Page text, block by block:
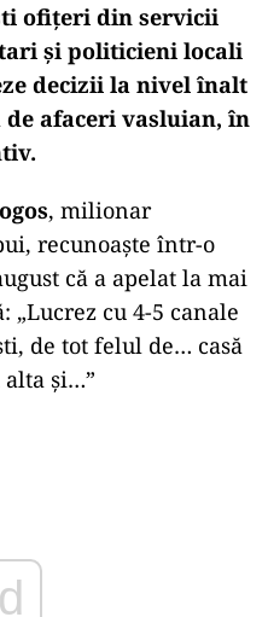
ofițeri din servicii
și politicieni locali
decizii la nivel înalt
afaceri vasluian, în
, milionar
recunoaște într-o
că a apelat la mai
cu 4-5 canale
de tot felul de… casă
alta și…”